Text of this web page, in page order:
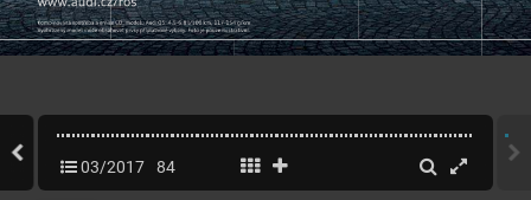
03/2017 84